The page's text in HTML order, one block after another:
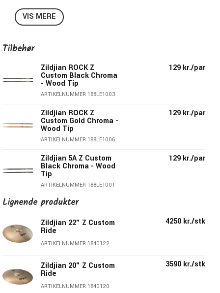
voksende metal-scene, som i disse år nyder
verdensomspændende popularitet. Den genskabte Z
trommeslagere har efterspurgt i årevis. En opdateret
produktionsproces har gjort bækkenerne mere holdbare, og
de er forsynet med et stjernehammermønster, der minder
om den originale Z Custom-serie. Z-bækkener er velegnet
til både scene og studie, så der er mulighed for ubegrænset
21" Z Custom Mega Bell Ride
Mega Bell Ride er udstyret med den største klokke i Zildjian
mest udtryksfulde klokketone, som kan trænge igennem
selv det mest massive mix på scenen.
Specifikationer
Model: Mega Bell Ride
Mest efterspurgte ridebækken i Zildjian-kataloget
'Mega bell' trænger igennem selv det mest massive mix
på scenen
VIS MERE
Tilbehør
Zildjian ROCK Z
Custom Black Chroma
- Wood Tip
ARTIKELNUMMER 188LE1003
129 kr./par
Zildjian ROCK Z
Custom Gold Chroma -
Wood Tip
ARTIKELNUMMER 188LE1006
129 kr./par
Zildjian 5A Z Custom
Black Chroma - Wood
Tip
ARTIKELNUMMER 188LE1001
129 kr./par
Zildjian 5B Z Custom
Tip
ARTIKELNUMMER 188LE1002
Zildjian 5A Z Custom
Tip
ARTIKELNUMMER 188LE1004
Lignende produkter
Zildjian 22" Z Custom
Ride
ARTIKELNUMMER 1840122
4250 kr./stk
Zildjian 20" Z Custom
Ride
ARTIKELNUMMER 1840120
3590 kr./stk